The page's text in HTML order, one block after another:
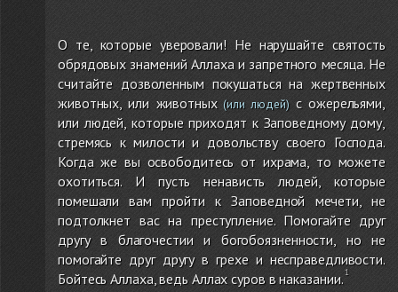
О те, которые уверовали! Не нарушайте святость
обрядовых знамений Аллаха и запретного месяца. Не
считайте дозволенным покушаться на жертвенных
животных, или животных(или людей)с ожерельями,
или людей, которые приходят к Заповедному дому,
стремясь к милости и довольству своего Господа.
Когда же вы освободитесь от ихрама, то можете
охотиться. И пусть ненависть людей, которые
помешали вам пройти к Заповедной мечети, не
подтолкнет вас на преступление. Помогайте друг
другу в благочестии и богобоязненности, но не
помогайте друг другу в грехе и несправедливости.
Бойтесь Аллаха, ведь Аллах суров в наказании.